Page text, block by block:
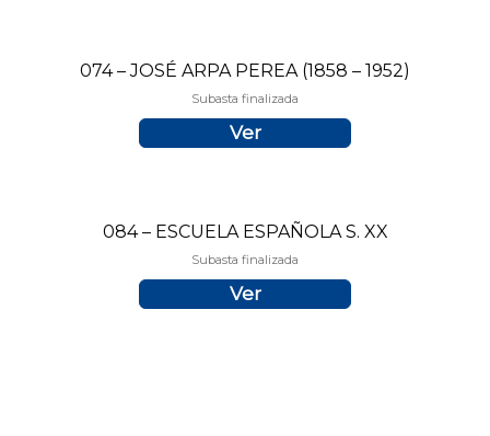
074 – JOSÉ ARPA PEREA (1858 – 1952)
Subasta finalizada
Ver
084 – ESCUELA ESPAÑOLA S. XX
Subasta finalizada
Ver